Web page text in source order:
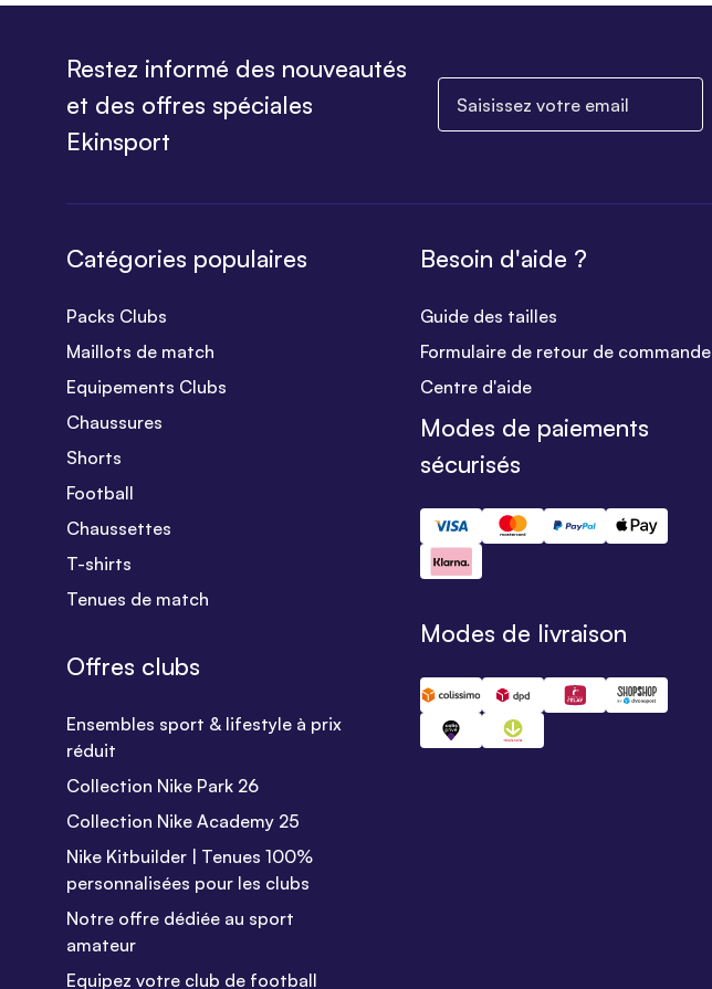
Restez informé des nouveautés
et des offres spéciales
Ekinsport
Catégories populaires
Packs Clubs
Maillots de match
Equipements Clubs
Chaussures
Shorts
Football
Chaussettes
T-shirts
Tenues de match
Offres clubs
Ensembles sport & lifestyle à prix
réduit
Collection Nike Park 26
Collection Nike Academy 25
Nike Kitbuilder | Tenues 100%
personnalisées pour les clubs
Notre offre dédiée au sport
amateur
Equipez votre club de football
Besoin d'aide ?
Guide des tailles
Formulaire de retour de commande
Centre d'aide
Modes de paiements
sécurisés
Modes de livraison